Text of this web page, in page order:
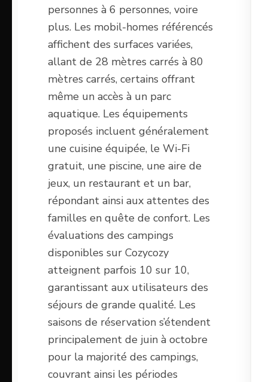
personnes à 6 personnes, voire
plus. Les mobil-homes référencés
affichent des surfaces variées,
allant de 28 mètres carrés à 80
mètres carrés, certains offrant
même un accès à un parc
aquatique. Les équipements
proposés incluent généralement
une cuisine équipée, le Wi-Fi
gratuit, une piscine, une aire de
jeux, un restaurant et un bar,
répondant ainsi aux attentes des
familles en quête de confort. Les
évaluations des campings
disponibles sur Cozycozy
atteignent parfois 10 sur 10,
garantissant aux utilisateurs des
séjours de grande qualité. Les
saisons de réservation s’étendent
principalement de juin à octobre
pour la majorité des campings,
couvrant ainsi les périodes